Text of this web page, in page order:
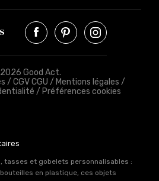
Good Act.
/ CGV CGU / Mentions légales /
/ Préférences cookies
, tasses et gobelets personnalisables :
en plastique, ces objets